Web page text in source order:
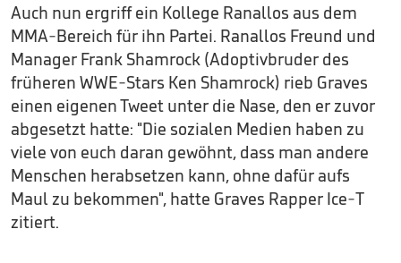
Auch nun ergriff ein Kollege Ranallos aus dem
MMA-Bereich für ihn Partei. Ranallos Freund und
Manager Frank Shamrock (Adoptivbruder des
früheren WWE-Stars Ken Shamrock) rieb Graves
einen eigenen Tweet unter die Nase, den er zuvor
abgesetzt hatte: "Die sozialen Medien haben zu
viele von euch daran gewöhnt, dass man andere
Menschen herabsetzen kann, ohne dafür aufs
Maul zu bekommen", hatte Graves Rapper Ice-T
zitiert.